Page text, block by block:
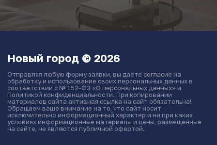
Новый город © 2026
Отправляя любую форму заявки, вы даете согласие на
обработку и использование своих персональных данных в
соответствии с № 152-ФЗ «О персональных данных» и
Политикой конфиденциальности. При копировании
материалов сайта активная ссылка на сайт обязательна!
Обращаем ваше внимание на то, что сайт носит
исключительно информационный характер и ни при каких
условиях информационные материалы и цены, размещенные
на сайте, не являются публичной офертой.